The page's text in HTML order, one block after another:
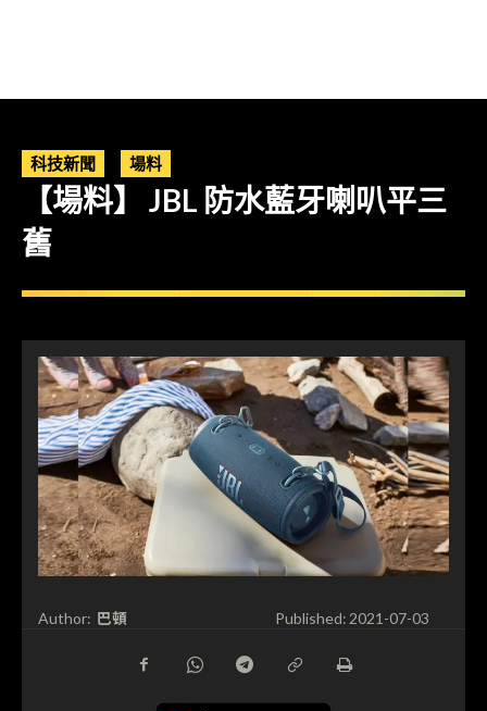
科技新聞 場料
【場料】 JBL 防水藍牙喇叭平三
舊
Author: 巴頓 Published:2021-07-03